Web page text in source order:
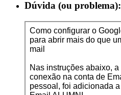
Dúvida (ou problema):